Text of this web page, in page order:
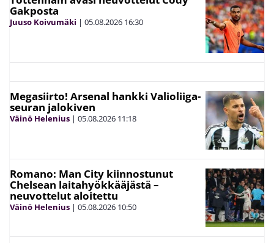
Gakposta
Juuso Koivumäki | 05.08.2026 16:30
Megasiirto! Arsenal hankki Valioliiga-
seuran jalokiven
Väinö Helenius | 05.08.2026 11:18
Romano: Man City kiinnostunut
Chelsean laitahyökkääjästä –
neuvottelut aloitettu
Väinö Helenius | 05.08.2026 10:50